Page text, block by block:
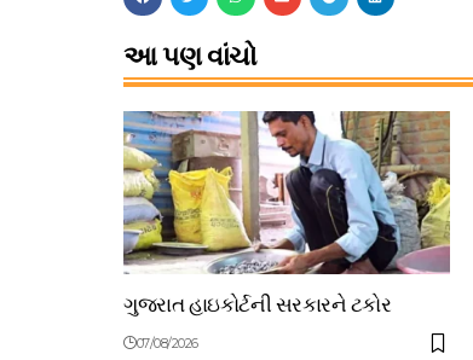
આ પણ વાંચો
ગુજરાત હાઇકોર્ટની સરકારને ટકોર
07/08/2026